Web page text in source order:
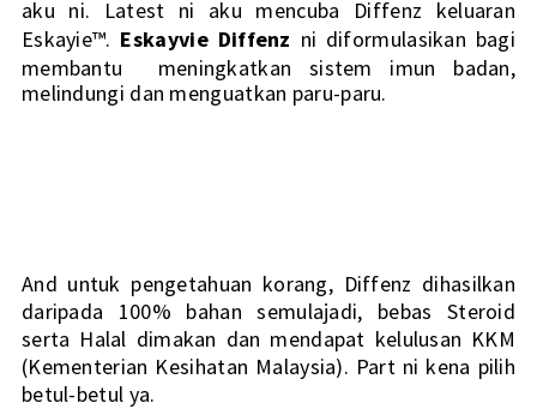
Eskayie™. Eskayvie Diffenz ni diformulasikan bagi
membantu  meningkatkan sistem imun badan,
melindungi dan menguatkan paru-paru.
And untuk pengetahuan korang, Diffenz dihasilkan
daripada 100% bahan semulajadi, bebas Steroid
serta Halal dimakan dan mendapat kelulusan KKM
(Kementerian Kesihatan Malaysia). Part ni kena pilih
betul-betul ya.